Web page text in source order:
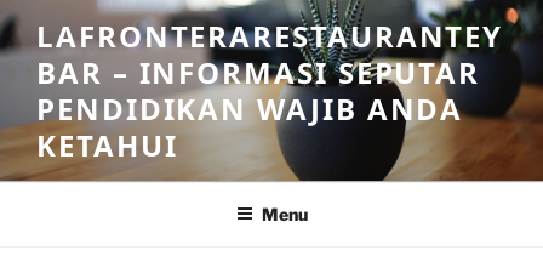
Skip
to
content
LAFRONTERARESTAURANTEY
BAR – INFORMASI SEPUTAR
PENDIDIKAN WAJIB ANDA
KETAHUI
Menu